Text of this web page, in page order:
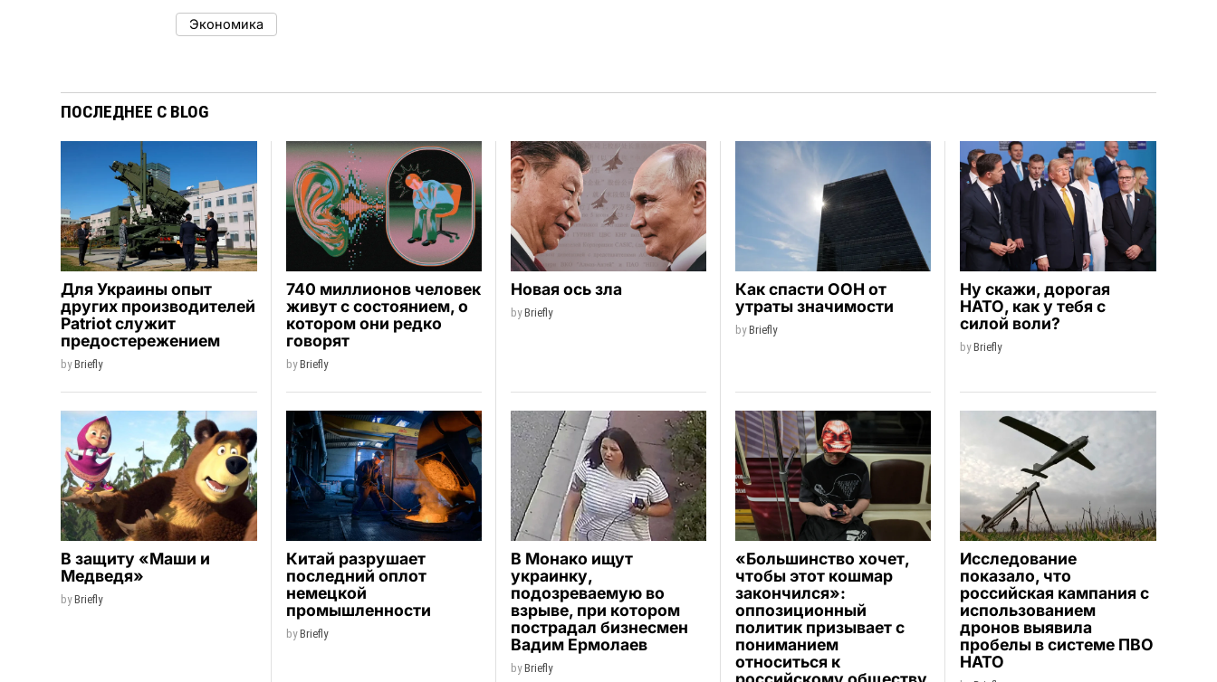
Экономика
ПОСЛЕДНЕЕ С BLOG
Для Украины опыт
других производителей
Patriot служит
предостережением
byBriefly
740 миллионов человек
живут с состоянием, о
котором они редко
говорят
byBriefly
Новая ось зла
byBriefly
Как спасти ООН от
утраты значимости
byBriefly
Ну скажи, дорогая
НАТО, как у тебя с
силой воли?
byBriefly
В защиту «Маши и
Медведя»
byBriefly
Китай разрушает
последний оплот
немецкой
промышленности
byBriefly
В Монако ищут
украинку,
подозреваемую во
взрыве, при котором
пострадал бизнесмен
Вадим Ермолаев
byBriefly
«Большинство хочет,
чтобы этот кошмар
закончился»:
оппозиционный
политик призывает с
пониманием
относиться к
Исследование
показало, что
российская кампания с
использованием
дронов выявила
пробелы в системе ПВО
НАТО